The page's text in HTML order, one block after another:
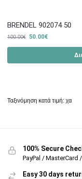
BRENDEL 902074 50
100.00€ 50.00€
100% Secure
PayPal / MasterCard
Easy 30 days